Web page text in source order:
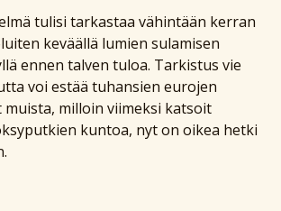
tulisi tarkastaa vähintään kerran
keväällä lumien sulamisen
ennen talven tuloa. Tarkistus vie
voi estää tuhansien eurojen
muista, milloin viimeksi katsoit
kuntoa, nyt on oikea hetki